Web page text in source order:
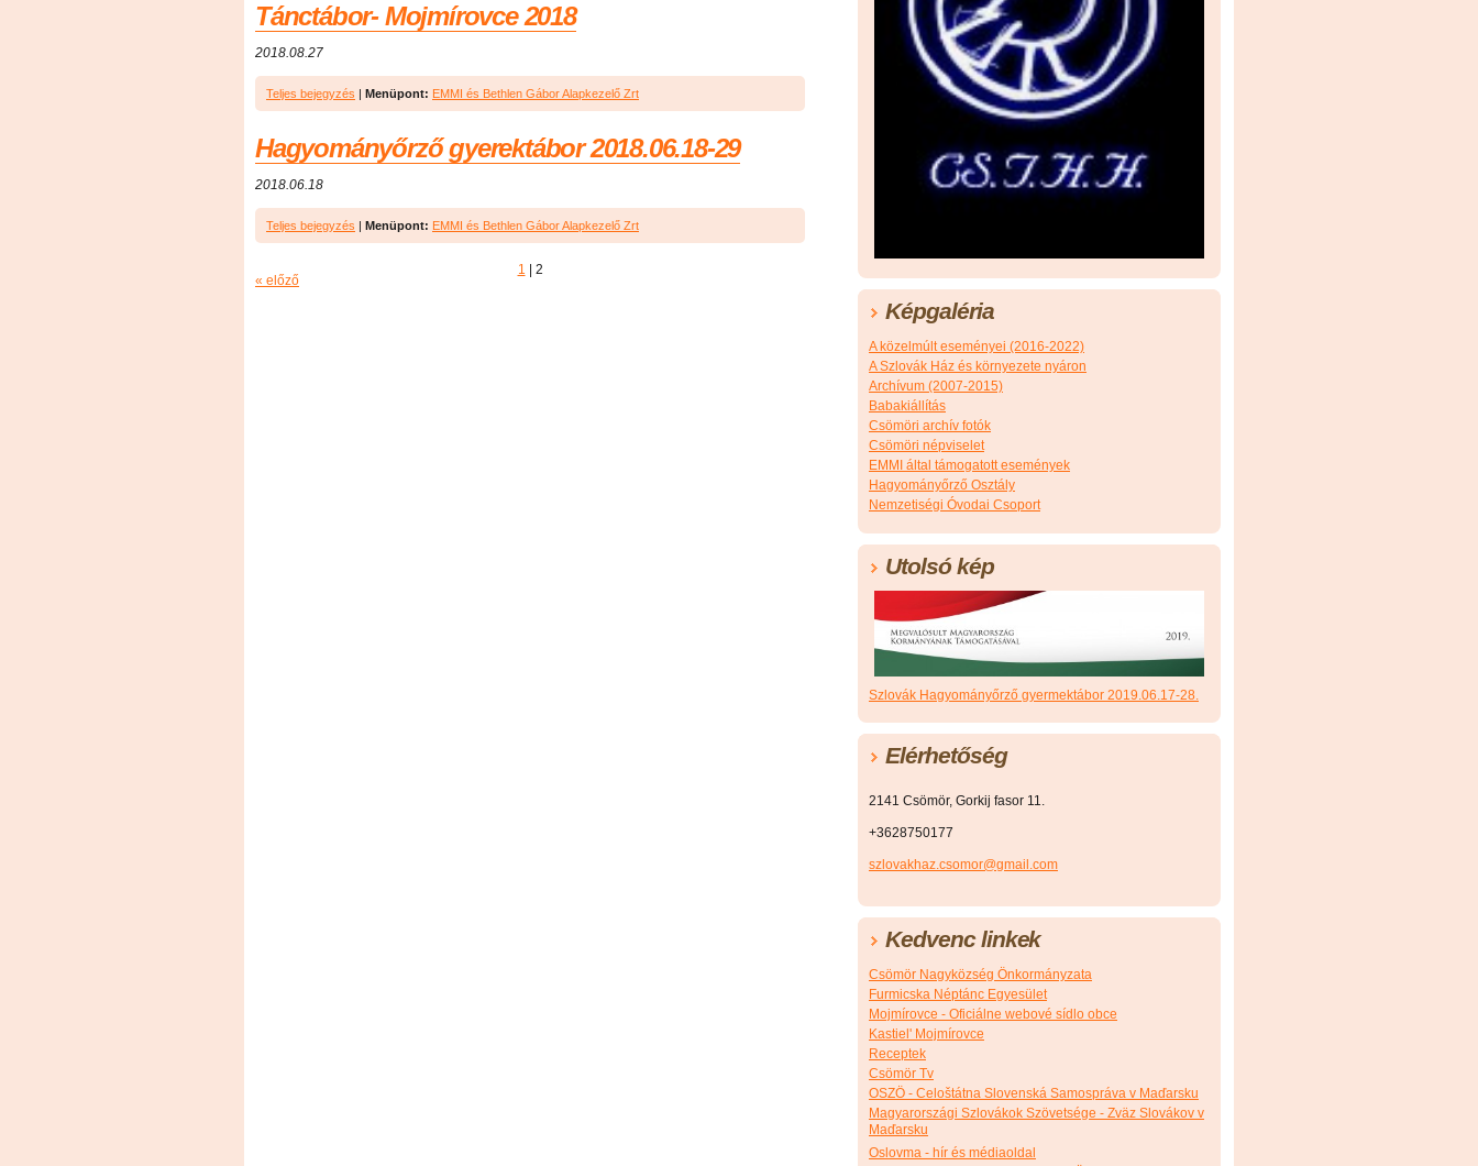
Tánctábor- Mojmírovce 2018
2018.08.27
Teljes bejegyzés | Menüpont: EMMI és Bethlen Gábor Alapkezelő Zrt
Hagyományőrző gyerektábor 2018.06.18-29
2018.06.18
Teljes bejegyzés | Menüpont: EMMI és Bethlen Gábor Alapkezelő Zrt
« előző
1 2
Képgaléria
A közelmúlt eseményei (2016-2022)
A Szlovák Ház és környezete nyáron
Archívum (2007-2015)
Babakiállítás
Csömöri archív fotók
Csömöri népviselet
EMMI által támogatott események
Hagyományőrző Osztály
Nemzetiségi Óvodai Csoport
Utolsó kép
Szlovák Hagyományőrző gyermektábor 2019.06.17-28.
Elérhetőség
2141 Csömör, Gorkij fasor 11.
+3628750177
szlovakhaz.csomor@gmail.com
Kedvenc linkek
Csömör Nagyközség Önkormányzata
Furmicska Néptánc Egyesület
Mojmírovce - Oficiálne webové sídlo obce
Kastiel' Mojmírovce
Receptek
Csömör Tv
OSZÖ - Celoštátna Slovenská Samospráva v Maďarsku
Magyarországi Szlovákok Szövetsége - Zväz Slovákov v
Maďarsku
Oslovma - hír és médiaoldal